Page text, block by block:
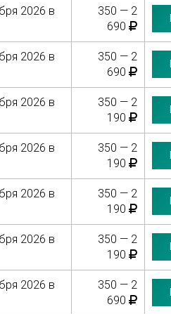
2026 в
350 — 2
690
2026 в
350 — 2
690
2026 в
350 — 2
190
2026 в
350 — 2
190
2026 в
350 — 2
190
2026 в
350 — 2
190
2026 в
350 — 2
690